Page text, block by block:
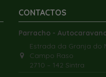
CONTACTOS
Parracho -
Estrada da Granja do
Campo Raso
2710 – 142 Sintra